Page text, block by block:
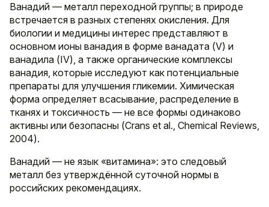
Ванадий — металл переходной группы; в природе
встречается в разных степенях окисления. Для
биологии и медицины интерес представляют в
основном ионы ванадия в форме ванадата (V) и
ванадила (IV), а также органические комплексы
ванадия, которые исследуют как потенциальные
препараты для улучшения гликемии. Химическая
форма определяет всасывание, распределение в
тканях и токсичность — не все формы одинаково
активны или безопасны (Crans et al., Chemical Reviews,
2004).
Ванадий — не язык «витамина»: это следовый
металл без утверждённой суточной нормы в
российских рекомендациях.